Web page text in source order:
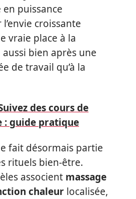
puissance
l’envie croissante
vraie place à la
bien après une
de travail qu’à la
des cours de
: guide pratique
fait désormais partie
rituels bien-être.
associent massage
chaleur localisée,